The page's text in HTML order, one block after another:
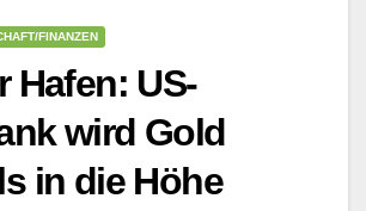
FINANZEN
Hafen: US-
wird Gold
in die Höhe